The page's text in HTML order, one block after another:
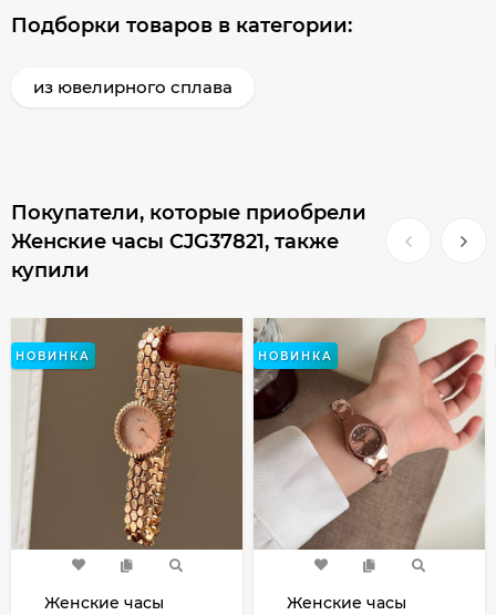
Подборки товаров в категории:
из ювелирного сплава
Покупатели, которые приобрели
Женские часы CJG37821, также
купили
НОВИНКА
Женские часы
НОВИНКА
Женские часы